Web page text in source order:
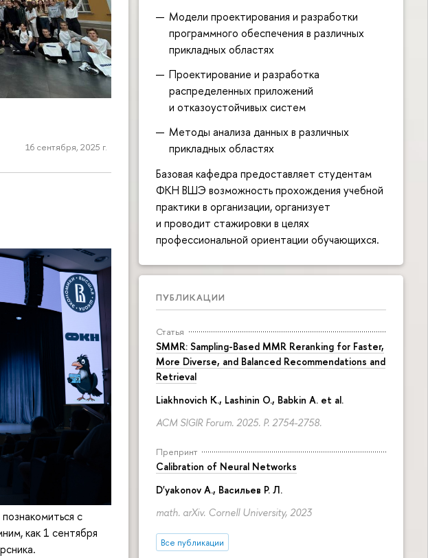
Модели проектирования и разработки
программного обеспечения в различных
прикладных областях
Проектирование и разработка
распределенных приложений
и отказоустойчивых систем
Методы анализа данных в различных
прикладных областях
Базовая кафедра предоставляет студентам
ФКН ВШЭ возможность прохождения учебной
практики в организации, организует
и проводит стажировки в целях
профессиональной ориентации обучающихся.
ПУБЛИКАЦИИ
Статья
SMMR: Sampling-Based MMR Reranking for Faster,
More Diverse, and Balanced Recommendations and
Retrieval
Liakhnovich K., Lashinin O., Babkin A. et al.
ACM SIGIR Forum. 2025. P. 2754-2758.
Препринт
Calibration of Neural Networks
D'yakonov A., Васильев Р. Л.
math. arXiv. Cornell University, 2023
Все публикации
16 сентября, 2025 г.
с
как 1 сентября